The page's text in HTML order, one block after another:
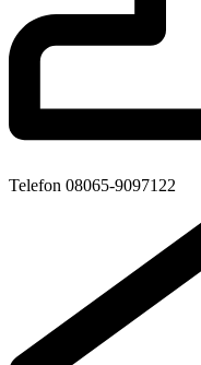
Telefon 08065-9097122